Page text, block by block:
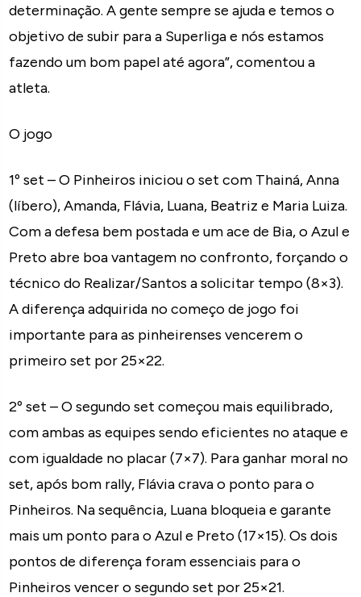
determinação. A gente sempre se ajuda e temos o
objetivo de subir para a Superliga e nós estamos
fazendo um bom papel até agora”, comentou a
atleta.
O jogo
1º set – O Pinheiros iniciou o set com Thainá, Anna
(líbero), Amanda, Flávia, Luana, Beatriz e Maria Luiza.
Com a defesa bem postada e um ace de Bia, o Azul e
Preto abre boa vantagem no confronto, forçando o
técnico do Realizar/Santos a solicitar tempo (8×3).
A diferença adquirida no começo de jogo foi
importante para as pinheirenses vencerem o
primeiro set por 25×22.
2º set – O segundo set começou mais equilibrado,
com ambas as equipes sendo eficientes no ataque e
com igualdade no placar (7×7). Para ganhar moral no
set, após bom rally, Flávia crava o ponto para o
Pinheiros. Na sequência, Luana bloqueia e garante
mais um ponto para o Azul e Preto (17×15). Os dois
pontos de diferença foram essenciais para o
Pinheiros vencer o segundo set por 25×21.